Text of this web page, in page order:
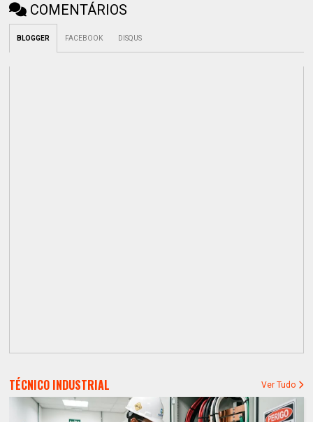
COMENTÁRIOS
BLOGGER FACEBOOK DISQUS
TÉCNICO INDUSTRIAL Ver Tudo